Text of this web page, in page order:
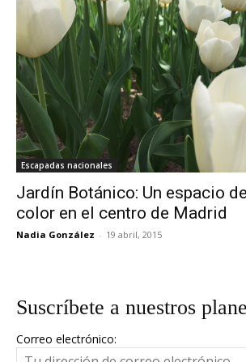
Escapadas nacionales
Jardín Botánico: Un espacio
color en el centro de Madrid
Nadia González - 19 abril, 2015
Suscríbete a nuestros
Correo electrónico: